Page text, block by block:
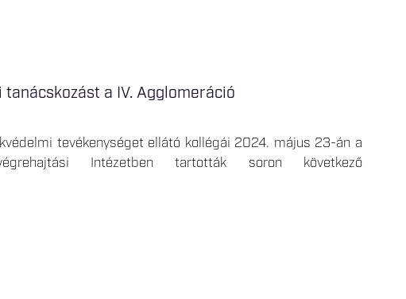
a IV. Agglomeráció
tevékenységet ellátó kollégái 2024. május 23-án a
Intézetben tartották soron következő